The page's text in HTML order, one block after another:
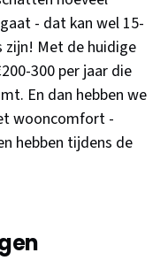
- dat kan wel 15-
zijn! Met de huidige
300 per jaar die
En dan hebben we
wooncomfort -
hebben tijdens de